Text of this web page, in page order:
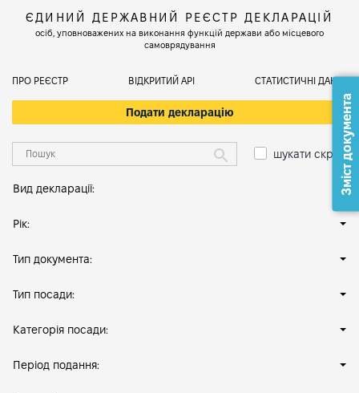
ЄДИНИЙ ДЕРЖАВНИЙ РЕЄСТР ДЕКЛАРАЦІЙ
осіб, уповноважених на виконання функцій держави або місцевого
самоврядування
ПРО РЕЄСТР ВІДКРИТИЙ АРІ СТАТИСТИЧНІ ДАНІ
Подати декларацію
шукати скрізь
Вид декларації:
Рік:
Тип документа:
Тип посади:
Категорія посади:
Період подання:
Зміст документа